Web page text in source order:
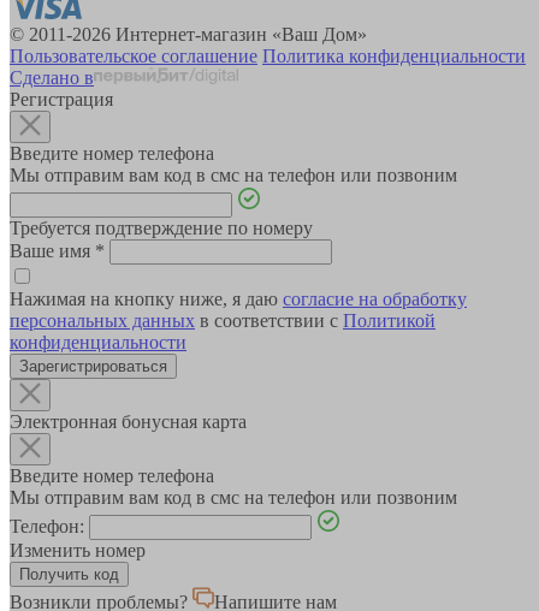
© 2011-2026 Интернет-магазин «Ваш Дом»
Пользовательское соглашение Политика конфиденциальности
Сделано в
Регистрация
Введите номер телефона
Мы отправим вам код в смс на телефон или позвоним
Требуется подтверждение по номеру
Ваше имя *
Нажимая на кнопку ниже, я даю согласие на обработку
персональных данных в соответствии с Политикой
конфиденциальности
Зарегистрироваться
Электронная бонусная карта
Введите номер телефона
Мы отправим вам код в смс на телефон или позвоним
Телефон:
Изменить номер
Возникли проблемы?
Напишите нам